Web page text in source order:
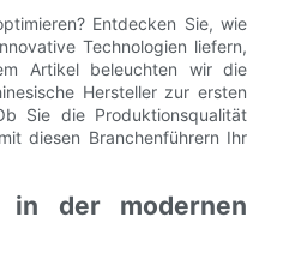
Entdecken Sie, wie
Technologien liefern,
Artikel beleuchten wir die
Hersteller zur ersten
Sie die Produktionsqualität
diesen Branchenführern Ihr
in der modernen